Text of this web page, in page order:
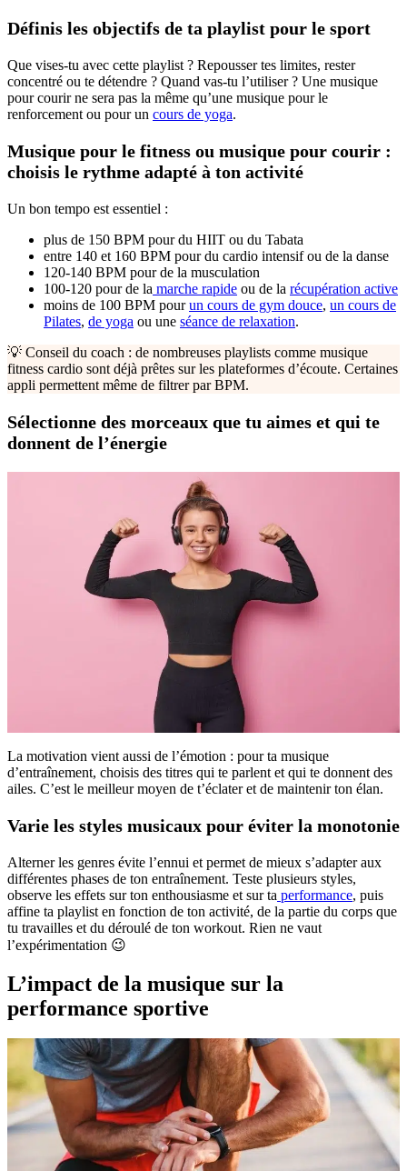
Définis les objectifs de ta playlist pour le sport
Que vises-tu avec cette playlist ? Repousser tes limites, rester
concentré ou te détendre ? Quand vas-tu l’utiliser ? Une musique
pour courir ne sera pas la même qu’une musique pour le
renforcement ou pour un cours de yoga.
Musique pour le fitness ou musique pour courir :
choisis le rythme adapté à ton activité
Un bon tempo est essentiel :
plus de 150 BPM pour du HIIT ou du Tabata
entre 140 et 160 BPM pour du cardio intensif ou de la danse
120-140 BPM pour de la musculation
100-120 pour de la marche rapide ou de la récupération active
moins de 100 BPM pourun cours de gym douce, un cours de
Pilates, de yoga ou une séance de relaxation.
💡 Conseil du coach : de nombreuses playlists comme musique
fitness cardio sont déjà prêtes sur les plateformes d’écoute. Certaines
appli permettent même de filtrer par BPM.
Sélectionne des morceaux que tu aimes et qui te
donnent de l’énergie
La motivation vient aussi de l’émotion : pour ta musique
d’entraînement, choisis des titres qui te parlent et qui te donnent des
ailes. C’est le meilleur moyen de t’éclater et de maintenir ton élan.
Varie les styles musicaux pour éviter la monotonie
Alterner les genres évite l’ennui et permet de mieux s’adapter aux
différentes phases de ton entraînement. Teste plusieurs styles,
observe les effets sur ton enthousiasme et sur ta performance, puis
affine ta playlist en fonction de ton activité, de la partie du corps que
tu travailles et du déroulé de ton workout. Rien ne vaut
l’expérimentation 😉​
L’impact de la musique sur la
performance sportive